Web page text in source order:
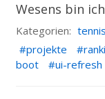
Wesens bin
Kategorien: tennis
projekte
boot
ui-refresh